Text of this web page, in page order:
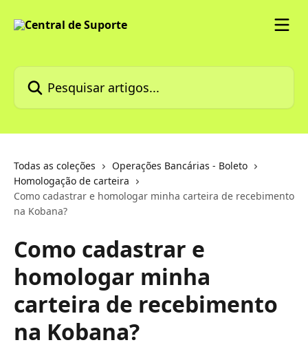
Pesquisar artigos...
Todas as coleções
Operações Bancárias - Boleto
Homologação de carteira
Como cadastrar e homologar minha carteira de recebimento
na Kobana?
Como cadastrar e
homologar minha
carteira de recebimento
na Kobana?